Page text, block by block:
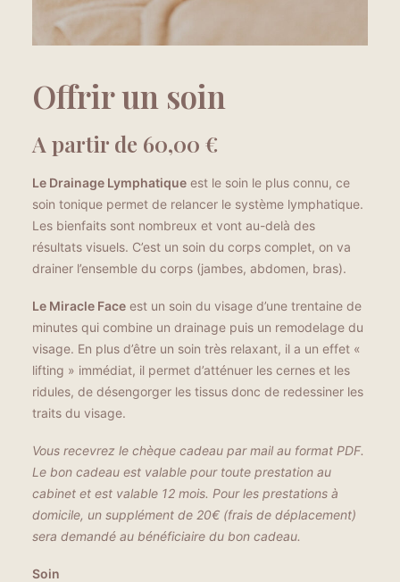
Offrir un soin
A partir de 60,00 €
Le Drainage Lymphatique est le soin le plus connu, ce
soin tonique permet de relancer le système lymphatique.
Les bienfaits sont nombreux et vont au-delà des
résultats visuels. C’est un soin du corps complet, on va
drainer l’ensemble du corps (jambes, abdomen, bras).
Le Miracle Face est un soin du visage d’une trentaine de
minutes qui combine un drainage puis un remodelage du
visage. En plus d’être un soin très relaxant, il a un effet «
lifting » immédiat, il permet d’atténuer les cernes et les
ridules, de désengorger les tissus donc de redessiner les
traits du visage.
Vous recevrez le chèque cadeau par mail au format PDF.
Le bon cadeau est valable pour toute prestation au
cabinet et est valable 12 mois. Pour les prestations à
domicile, un supplément de 20€ (frais de déplacement)
sera demandé au bénéficiaire du bon cadeau.
Soin